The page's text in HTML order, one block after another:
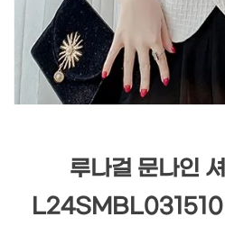
루나걸 문나인
L24SMBL031510